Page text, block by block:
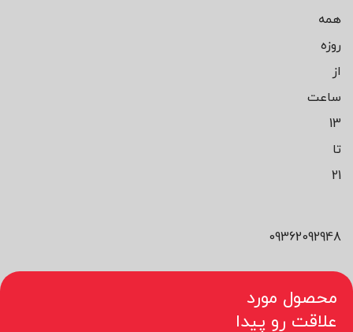
همه
روزه
از
ساعت
13
تا
21
09362092948
محصول مورد
علاقت رو پیدا